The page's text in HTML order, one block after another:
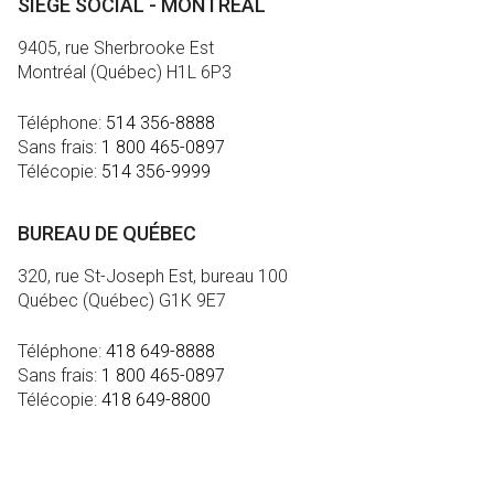
SIÈGE SOCIAL - MONTRÉAL
9405, rue Sherbrooke Est
Montréal (Québec) H1L 6P3
Téléphone: 514 356-8888
Sans frais: 1 800 465-0897
Télécopie: 514 356-9999
BUREAU DE QUÉBEC
320, rue St-Joseph Est, bureau 100
Québec (Québec) G1K 9E7
Téléphone: 418 649-8888
Sans frais: 1 800 465-0897
Télécopie: 418 649-8800